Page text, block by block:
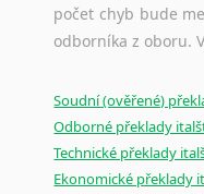
počet chyb bude
odborníka z oboru.
Soudní (ověřené)
Odborné překlady
Technické překlady
Ekonomické překlady